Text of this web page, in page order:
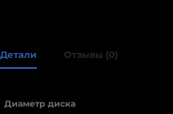
Детали Отзывы (0)
Диаметр диска